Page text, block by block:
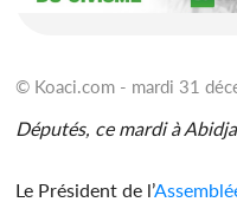
© Koaci.com - mardi 31
Députés, ce mardi à
Le Président de l’